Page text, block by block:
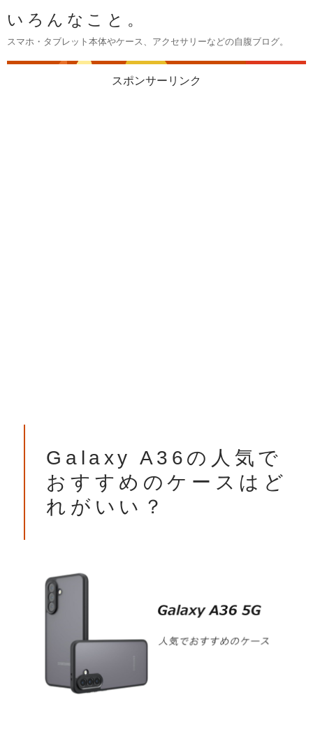
いろんなこと。
スマホ・タブレット本体やケース、アクセサリーなどの自腹ブログ。
スポンサーリンク
Galaxy A36の人気で
おすすめのケースはど
れがいい？